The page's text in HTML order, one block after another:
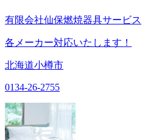
有限会社仙保燃焼器具サービス
各メーカー対応いたします！
北海道小樽市
0134-26-2755